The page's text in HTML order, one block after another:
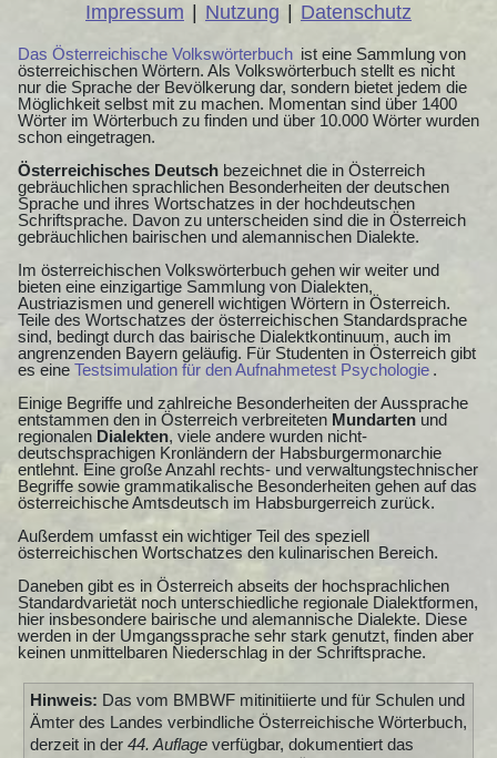
Impressum Nutzung Datenschutz
Das Österreichische Volkswörterbuch ist eine Sammlung von
österreichischen Wörtern. Als Volkswörterbuch stellt es nicht
nur die Sprache der Bevölkerung dar, sondern bietet jedem die
Möglichkeit selbst mit zu machen. Momentan sind über 1400
Wörter im Wörterbuch zu finden und über 10.000 Wörter wurden
schon eingetragen.
Österreichisches Deutsch bezeichnet die in Österreich
gebräuchlichen sprachlichen Besonderheiten der deutschen
Sprache und ihres Wortschatzes in der hochdeutschen
Schriftsprache. Davon zu unterscheiden sind die in Österreich
gebräuchlichen bairischen und alemannischen Dialekte.
Im österreichischen Volkswörterbuch gehen wir weiter und
bieten eine einzigartige Sammlung von Dialekten,
Austriazismen und generell wichtigen Wörtern in Österreich.
Teile des Wortschatzes der österreichischen Standardsprache
sind, bedingt durch das bairische Dialektkontinuum, auch im
angrenzenden Bayern geläufig. Für Studenten in Österreich gibt
es eine Testsimulation für den Aufnahmetest Psychologie .
Einige Begriffe und zahlreiche Besonderheiten der Aussprache
entstammen den in Österreich verbreiteten Mundarten und
regionalen Dialekten, viele andere wurden nicht-
deutschsprachigen Kronländern der Habsburgermonarchie
entlehnt. Eine große Anzahl rechts- und verwaltungstechnischer
Begriffe sowie grammatikalische Besonderheiten gehen auf das
österreichische Amtsdeutsch im Habsburgerreich zurück.
Außerdem umfasst ein wichtiger Teil des speziell
österreichischen Wortschatzes den kulinarischen Bereich.
Daneben gibt es in Österreich abseits der hochsprachlichen
Standardvarietät noch unterschiedliche regionale Dialektformen,
hier insbesondere bairische und alemannische Dialekte. Diese
werden in der Umgangssprache sehr stark genutzt, finden aber
keinen unmittelbaren Niederschlag in der Schriftsprache.
Hinweis: Das vom BMBWF mitinitiierte und für Schulen und
Ämter des Landes verbindliche Österreichische Wörterbuch,
derzeit in der 44. Auflageverfügbar, dokumentiert das